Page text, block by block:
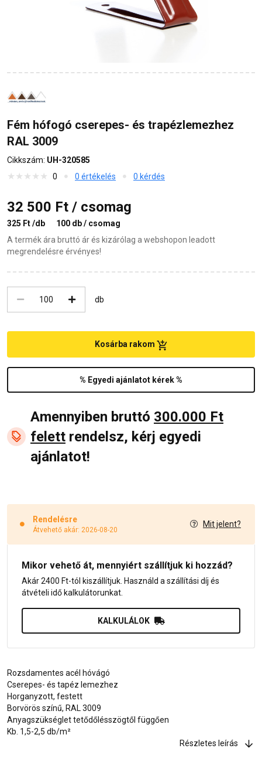
Fém hófogó cserepes- és trapézlemezhez
RAL 3009
Cikkszám: UH-320585
0
0 értékelés 0 kérdés
32 500 Ft / csomag
325 Ft /db
100 db / csomag
A termék ára bruttó ár és kizárólag a webshopon leadott
megrendelésre érvényes!
db
% Egyedi ajánlatot kérek %
Kosárba rakom
Amennyiben bruttó 300.000 Ft
felett rendelsz, kérj egyedi
ajánlatot!
Rendelésre
Átvehető akár: 2026-08-20
Mit jelent?
Mikor vehető át, mennyiért szállítjuk ki hozzád?
Akár 2400 Ft-tól kiszállítjuk. Használd a szállítási díj és
átvételi idő kalkulátorunkat.
KALKULÁLOK
Rozsdamentes acél hóvágó
Cserepes- és tapéz lemezhez
Horganyzott, festett
Borvörös színű, RAL 3009
Anyagszükséglet tetődőlésszögtől függően
Kb. 1,5-2,5 db/m²
Részletes leírás